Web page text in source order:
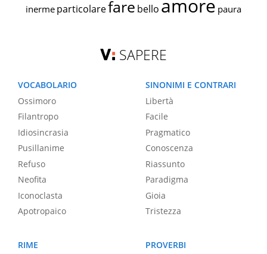
inerme particolarefare bello amore paura
SAPERE
VOCABOLARIO
Ossimoro
Filantropo
Idiosincrasia
Pusillanime
Refuso
Neofita
Iconoclasta
Apotropaico
SINONIMI E CONTRARI
Libertà
Facile
Pragmatico
Conoscenza
Riassunto
Paradigma
Gioia
Tristezza
RIME
PROVERBI